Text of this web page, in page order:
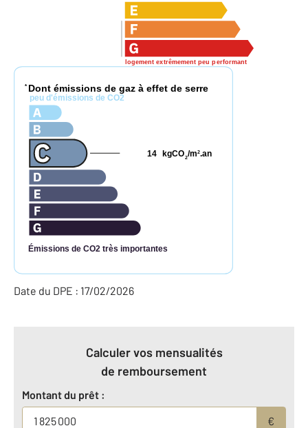
logement extrêmement peu performant
* Dont émissions de gaz à effet de serre
peu d'émissions de CO2
Émissions de CO2 très importantes
kgCO2/m2.an
14
Date du DPE : 17/02/2026
Calculer vos mensualités
de remboursement
Montant du prêt :
€